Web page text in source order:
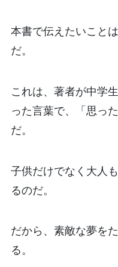
本書で伝えたいこと
だ。
これは、著者が中学
った言葉で、「思っ
だ。
子供だけでなく大人
るのだ。
だから、素敵な夢を
る。